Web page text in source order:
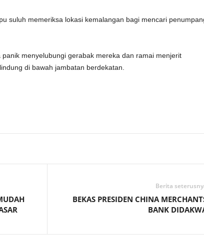
suluh memeriksa lokasi kemalangan bagi mencari
menyelubungi gerabak mereka dan ramai menjerit
di bawah jambatan berdekatan.
Berita
BEKAS PRESIDEN CHINA
BANK